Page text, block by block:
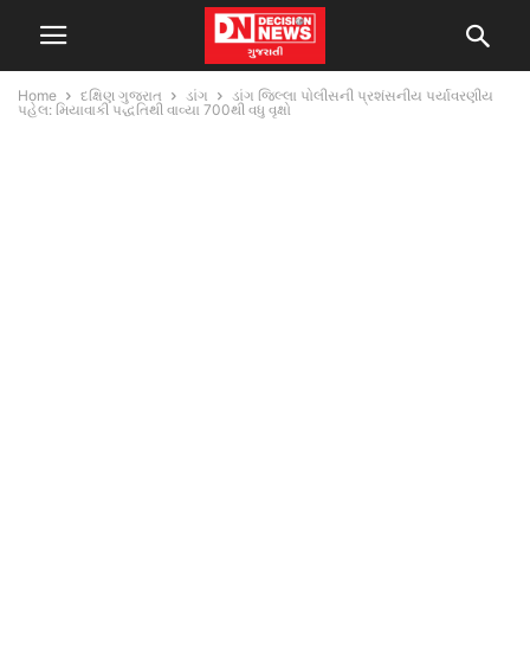
Home દક્ષિણ ગુજરાત ડાંગ
ડાંગ જિલ્લા પોલીસની પ્રશંસનીય પર્યાવરણીય
પહેલ: મિયાવાકી પદ્ધતિથી વાવ્યા 700થી વધુ વૃક્ષો